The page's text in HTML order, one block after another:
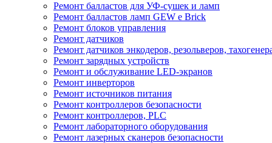
Ремонт балластов для УФ-сушек и ламп
Ремонт балластов ламп GEW e Brick
Ремонт блоков управления
Ремонт датчиков
Ремонт датчиков энкодеров, резольверов,
Ремонт зарядных устройств
Ремонт и обслуживание LED-экранов
Ремонт инверторов
Ремонт источников питания
Ремонт контроллеров безопасности
Ремонт контроллеров, PLC
Ремонт лабораторного оборудования
Ремонт лазерных сканеров безопасности